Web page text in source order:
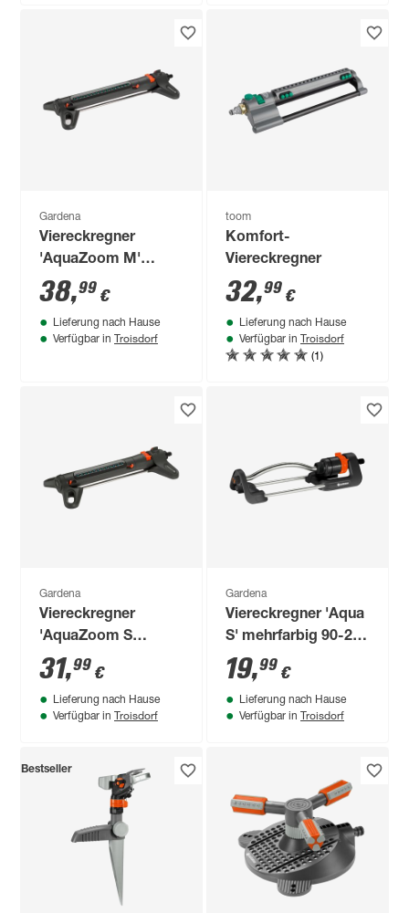
Gardena
Viereckregner
'AquaZoom M'
schwarz/silbern 9-
250 m²
38,99 €
Lieferung nach Hause
Verfügbar in Troisdorf
toom
Komfort-
Viereckregner
32,99 €
Lieferung nach Hause
Verfügbar in Troisdorf
(1)
Gardena
Viereckregner
'AquaZoom S
Aktion'
schwarz/silbern 9-
150 m²
31,99 €
Lieferung nach Hause
Verfügbar in Troisdorf
Gardena
Viereckregner 'Aqua
S' mehrfarbig 90-220
m²
19,99 €
Lieferung nach Hause
Verfügbar in Troisdorf
Bestseller